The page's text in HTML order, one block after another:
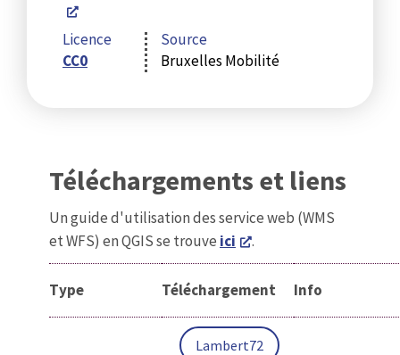
Licence
CC0
Source
Bruxelles Mobilité
Téléchargements et liens
Un guide d'utilisation des service web (WMS
et WFS) en QGIS se trouve ici .
Type Téléchargement Info
Lambert72